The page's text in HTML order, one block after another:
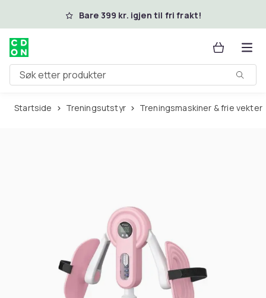
Hopp til hovedinnholdBare 399 kr. igjen til fri frakt!
Søk etter produkter
Startside Treningsutstyr Treningsmaskiner & frie vekter